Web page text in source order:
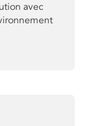
avec